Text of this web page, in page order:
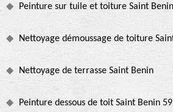
Peinture sur tuile et toiture Saint Benin
Nettoyage démoussage de toiture
Nettoyage de terrasse Saint Benin
Peinture dessous de toit Saint Benin